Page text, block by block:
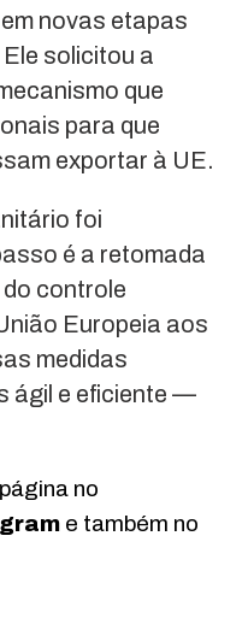
novas etapas
solicitou a
que
para que
exportar à UE.
foi
é a retomada
controle
Europeia aos
medidas
ágil e eficiente —
no
e também no